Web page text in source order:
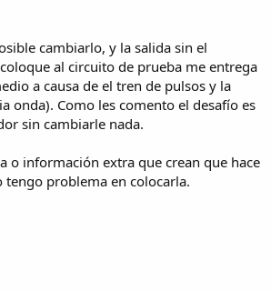
cambiarlo, y la salida sin el
al circuito de prueba me entrega
a causa de el tren de pulsos y la
onda). Como les comento el desafío es
sin cambiarle nada.
o información extra que crean que hace
tengo problema en colocarla.